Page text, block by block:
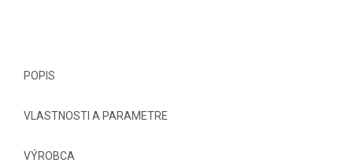
POPIS
VLASTNOSTI A PARAMETRE
VÝROBCA